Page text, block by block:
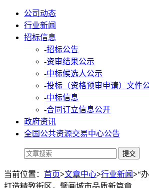
公司动态
行业新闻
招标信息
-招标公告
-资审结果公示
-中标候选人公示
-投标（资格预审申请）文件
-中标信息
-合同订立信息公开
政府资讯
全国公共资源交易中心公告
当前位置： 首页>文章中心>行业新闻>“